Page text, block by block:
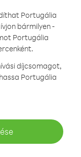
Portugália
bármilyen -
Portugália
díjcsomagot,
Portugália